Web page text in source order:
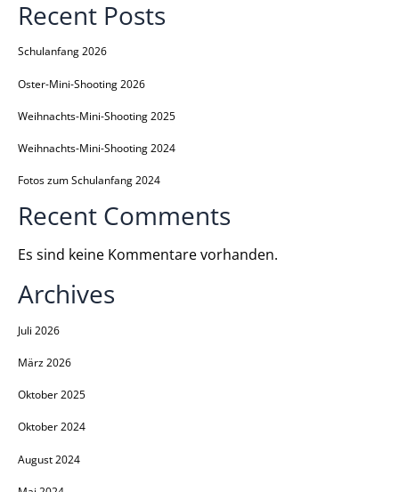
Recent Posts
Schulanfang 2026
Oster-Mini-Shooting 2026
Weihnachts-Mini-Shooting 2025
Weihnachts-Mini-Shooting 2024
Fotos zum Schulanfang 2024
Recent Comments
Es sind keine Kommentare vorhanden.
Archives
Juli 2026
März 2026
Oktober 2025
Oktober 2024
August 2024